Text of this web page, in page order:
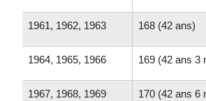
1961, 1962, 1963 168 (42 ans)
1964, 1965, 1966 169 (42 ans 3
1967, 1968, 1969 170 (42 ans 6